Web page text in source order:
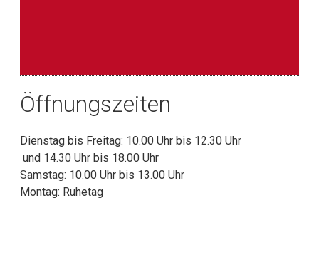
Öffnungszeiten
Dienstag bis Freitag: 10.00 Uhr bis 12.30 Uhr
und 14.30 Uhr bis 18.00 Uhr
Samstag: 10.00 Uhr bis 13.00 Uhr
Montag: Ruhetag